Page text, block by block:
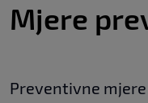
Mjere
Preventivne